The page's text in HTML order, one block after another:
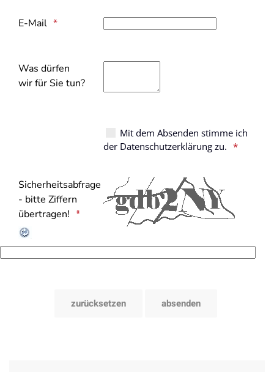
E-Mail
Was dürfen
wir für Sie tun?
Mit dem Absenden stimme ich
der Datenschutzerklärung zu.
Sicherheitsabfrage
- bitte Ziffern
übertragen!